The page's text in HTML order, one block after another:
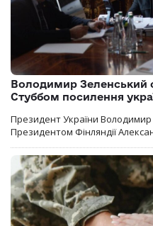
Володимир Зеленський
Стуббом посилення
Президент України
Президентом Фінляндії